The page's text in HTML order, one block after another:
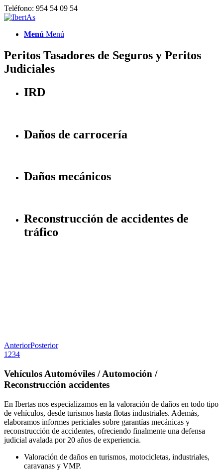
Teléfono: 954 54 09 54
Menú Menú
Peritos Tasadores de Seguros y Peritos
Judiciales
IRD
Daños de carrocería
Daños mecánicos
Reconstrucción de accidentes de
tráfico
AnteriorPosterior
1 234
Vehículos Automóviles / Automoción /
Reconstrucción accidentes
En Ibertas nos especializamos en la valoración de daños en todo tipo
de vehículos, desde turismos hasta flotas industriales. Además,
elaboramos informes periciales sobre garantías mecánicas y
reconstrucción de accidentes, ofreciendo finalmente una defensa
judicial avalada por 20 años de experiencia.
Valoración de daños en turismos, motocicletas, industriales,
caravanas y VMP.